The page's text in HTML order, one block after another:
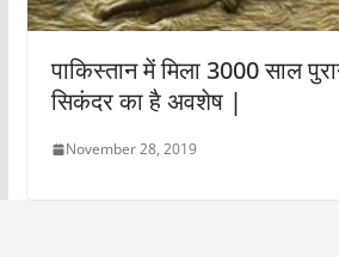
पाकिस्तान में मिला 3000 साल
सिकंदर का है अवशेष |
November 28, 2019